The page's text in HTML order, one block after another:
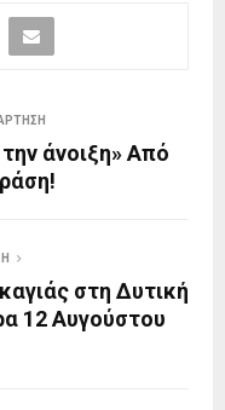
άνοιξη» Από
στη Δυτική
12 Αυγούστου